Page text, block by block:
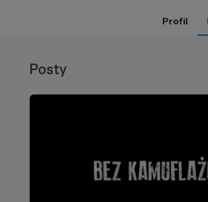
Profil
Posty